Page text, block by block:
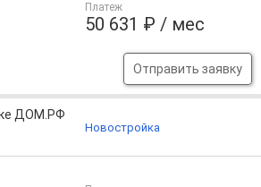
Платеж
50 631 ₽ / мес
Отправить заявку
Новостройка